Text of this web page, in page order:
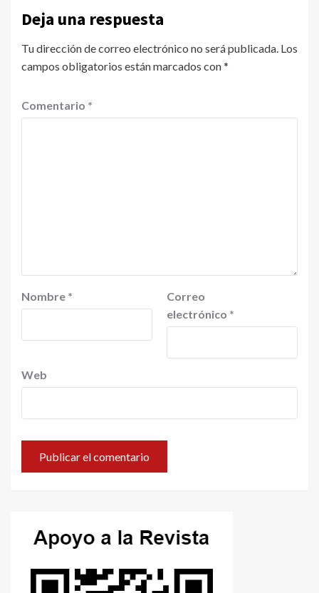
Deja una respuesta
Tu dirección de correo electrónico no será publicada. Los
campos obligatorios están marcados con*
Comentario *
Nombre *
Correo
electrónico *
Web